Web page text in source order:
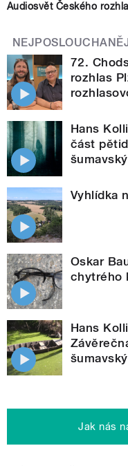
Audiosvět Českého
72.
rozhlas
Hans
část
Vyhlídka
Oskar
chytrého
Hans
Jak nás